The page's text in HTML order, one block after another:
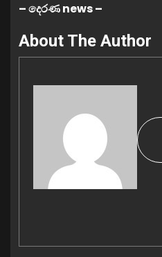
– දෙරණ news –
About The Author